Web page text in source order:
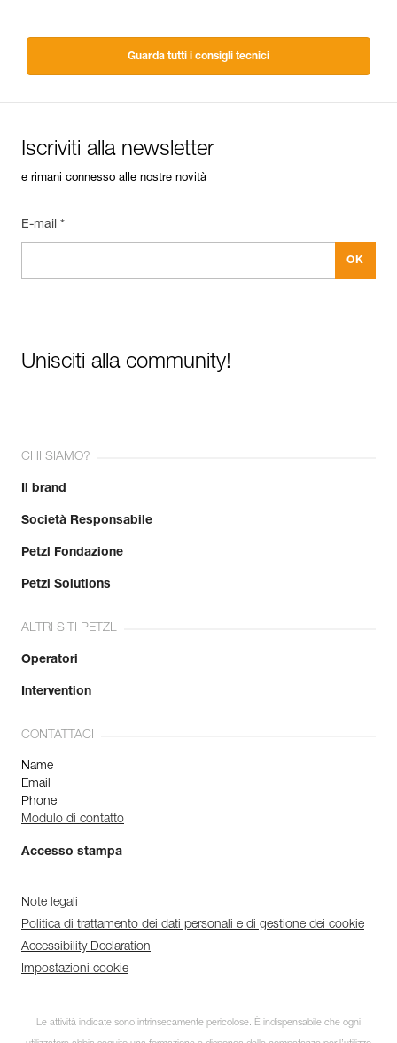
Guarda tutti i consigli tecnici
Iscriviti alla newsletter
e rimani connesso alle nostre novità
E-mail *
Unisciti alla community!
CHI SIAMO?
Il brand
Società Responsabile
Petzl Fondazione
Petzl Solutions
ALTRI SITI PETZL
Operatori
Intervention
CONTATTACI
Name
Email
Phone
Modulo di contatto
Accesso stampa
Note legali
Politica di trattamento dei dati personali e di gestione dei cookie
Accessibility Declaration
Impostazioni cookie
Le attività indicate sono intrinsecamente pericolose. È indispensabile che ogni